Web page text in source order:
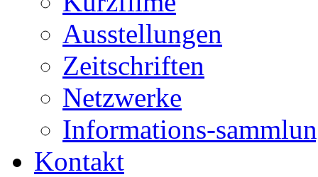
Ausstellungen
Zeitschriften
Netzwerke
Informations-
Kontakt